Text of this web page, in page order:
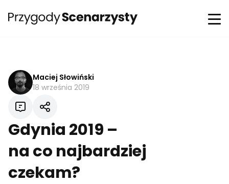
Maciej Słowiński
18 września 2019
Gdynia 2019 –
na co najbardziej
czekam?